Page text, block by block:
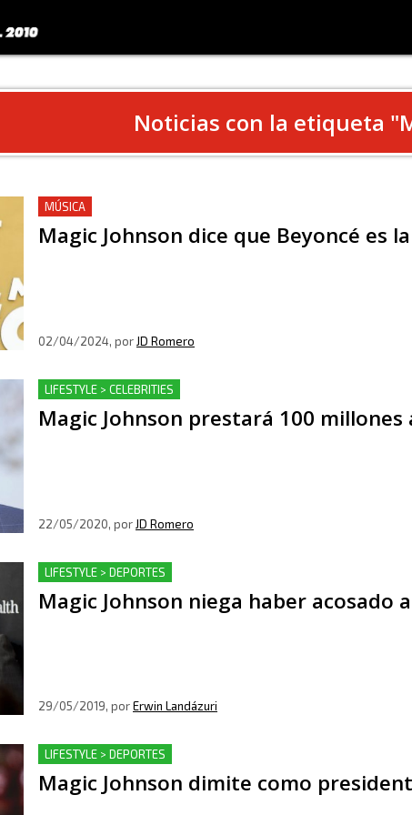
Noticias con la etiqueta "
MÚSICA
Magic Johnson dice que Beyoncé es
02/04/2024, por JD Romero
LIFESTYLE > CELEBRITIES
Magic Johnson prestará 100
22/05/2020, por JD Romero
LIFESTYLE > DEPORTES
Magic Johnson niega haber acosado
29/05/2019, porErwin Landázuri
LIFESTYLE > DEPORTES
Magic Johnson dimite como